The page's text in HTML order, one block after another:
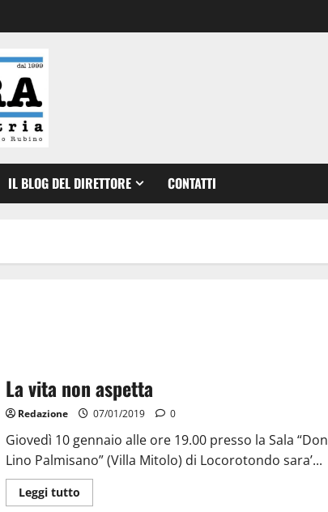
IL BLOG DEL DIRETTORE CONTATTI
La vita non aspetta
Redazione 07/01/2019 0
Giovedì 10 gennaio alle ore 19.00 presso la Sala “Don
Lino Palmisano” (Villa Mitolo) di Locorotondo sara’...
Leggi tutto